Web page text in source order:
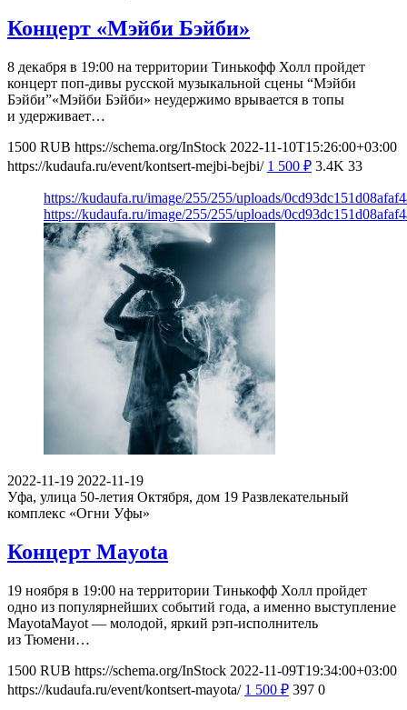
Концерт «Мэйби Бэйби»
8 декабря в 19:00 на территории Тинькофф Холл пройдет
концерт поп-дивы русской музыкальной сцены “Мэйби
Бэйби”«Мэйби Бэйби» неудержимо врывается в топы
и удерживает…
1500 RUB https://schema.org/InStock 2022-11-10T15:26:00+03:00
https://kudaufa.ru/event/kontsert-mejbi-bejbi/ 1 500 ₽ 3.4K 33
https://kudaufa.ru/image/255/255/uploads/
https://kudaufa.ru/image/255/255/uploads/
2022-11-19 2022-11-19
Уфа, улица 50-летия Октября, дом 19 Развлекательный
комплекс «Огни Уфы»
Концерт Mayota
19 ноября в 19:00 на территории Тинькофф Холл пройдет
одно из популярнейших событий года, а именно выступление
MayotaMayot — молодой, яркий рэп-исполнитель
из Тюмени…
1500 RUB https://schema.org/InStock 2022-11-09T19:34:00+03:00
https://kudaufa.ru/event/kontsert-mayota/ 1 500 ₽ 397 0